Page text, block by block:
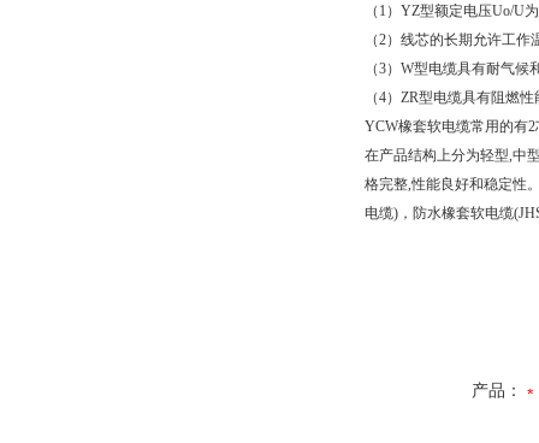
（ 1 ） YZ型额定电压Uo/U为
（2）线芯的长期允许工作
（3） W型电缆具有耐气候
（4） ZR型电缆具有阻燃性
YCW橡套软电缆常用的有2
在产品结构上分为轻型,中
格完整,性能良好和稳定性
电缆) ，防水橡套软电缆
产品：